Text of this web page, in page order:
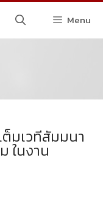
Menu
ต็มเวทีสัมมนา
ในงาน